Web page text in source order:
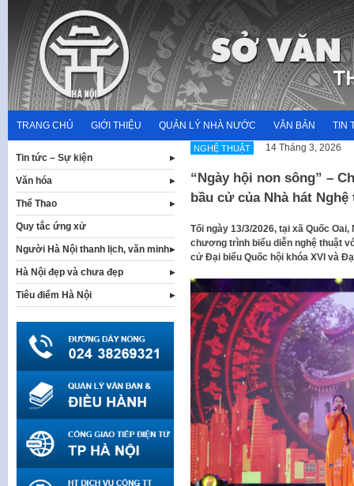
content
TRANG CHỦ GIỚI THIỆU QUẢN LÝ NHÀ NƯỚC VĂN BẢN TIN
NGHỆ THUẬT 14 Tháng 3, 2026
“Ngày hội non sông” –
bầu cử của Nhà hát
Tối ngày 13/3/2026, tại xã Quốc
chương trình biểu diễn nghệ thuật
cử Đại biểu Quốc hội khóa XVI và
Tin tức – Sự kiện
Văn hóa
Thể Thao
Quy tắc ứng xử
Người Hà Nội thanh lịch, văn minh
Hà Nội đẹp và chưa đẹp
Tiêu điểm Hà Nội